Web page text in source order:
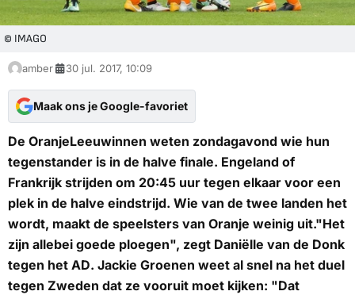
© IMAGO
amber 30 jul. 2017, 10:09
Maak ons je Google-favoriet
De OranjeLeeuwinnen weten zondagavond wie hun
tegenstander is in de halve finale. Engeland of
Frankrijk strijden om 20:45 uur tegen elkaar voor een
plek in de halve eindstrijd. Wie van de twee landen het
wordt, maakt de speelsters van Oranje weinig uit."Het
zijn allebei goede ploegen", zegt Daniëlle van de Donk
tegen het AD. Jackie Groenen weet al snel na het duel
tegen Zweden dat ze vooruit moet kijken: "Dat